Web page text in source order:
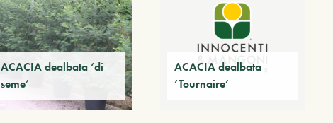
ACACIA dealbata ‘di
seme’
ACACIA dealbata
‘Tournaire’